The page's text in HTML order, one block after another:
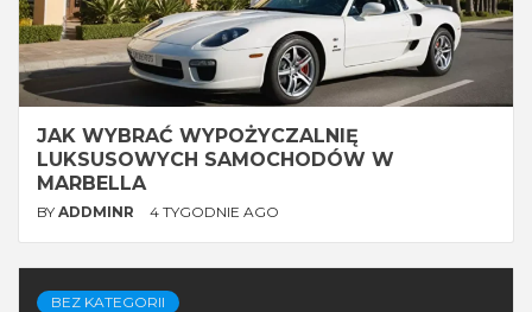
JAK WYBRAĆ WYPOŻYCZALNIĘ
LUKSUSOWYCH SAMOCHODÓW W
MARBELLA
BY ADDMINR 4 TYGODNIE AGO
BEZ KATEGORII